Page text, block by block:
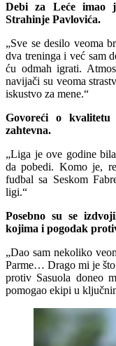
Debi za Leće
Strahinje Pavlovića.
„Sve se desilo veoma
dva treninga i već sam
ću odmah igrati.
navijači su veoma
iskustvo za mene.“
Govoreći o
zahtevna.
„Liga je ove godine
da pobedi. Komo je,
fudbal sa Seskom
ligi.“
Posebno su se
kojima i pogodak
„Dao sam nekoliko
Parme… Drago mi je
protiv Sasuola doneo
pomogao ekipi u